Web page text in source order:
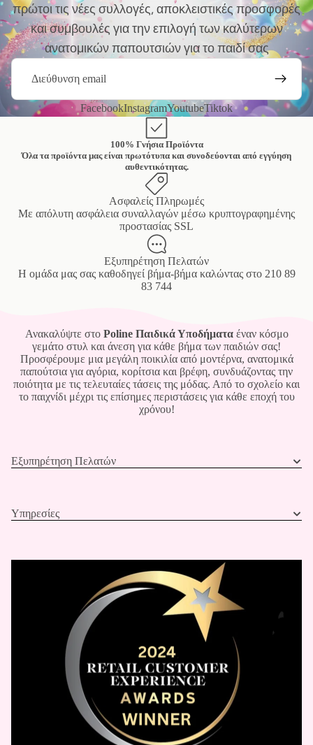
πρώτοι τις νέες συλλογές, αποκλειστικές προσφορές
και συμβουλές για την επιλογή των καλύτερων
ανατομικών παπουτσιών για το παιδί σας
Email
FacebookInstagramYoutubeTiktok
100% Γνήσια Προϊόντα
Όλα τα προϊόντα μας είναι πρωτότυπα και συνοδεύονται από εγγύηση
αυθεντικότητας.
Ασφαλείς Πληρωμές
Mε απόλυτη ασφάλεια συναλλαγών μέσω κρυπτογραφημένης
προστασίας SSL
Εξυπηρέτηση Πελατών
Η ομάδα μας σας καθοδηγεί βήμα-βήμα καλώντας στο 210 89
83 744
Ανακαλύψτε στο Poline Παιδικά Υποδήματαέναν κόσμο
γεμάτο στυλ και άνεση για κάθε βήμα των παιδιών σας!
Προσφέρουμε μια μεγάλη ποικιλία από μοντέρνα, ανατομικά
παπούτσια για αγόρια, κορίτσια και βρέφη, συνδυάζοντας την
ποιότητα με τις τελευταίες τάσεις της μόδας. Από το σχολείο και
το παιχνίδι μέχρι τις επίσημες περιστάσεις για κάθε εποχή του
χρόνου!
Εξυπηρέτηση Πελατών
Υπηρεσίες